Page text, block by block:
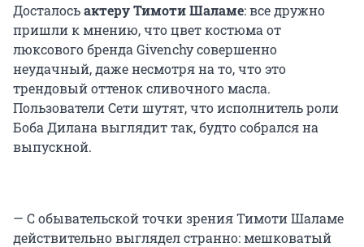
Досталосьактеру Тимоти Шаламе: все дружно
пришли к мнению, что цвет костюма от
люксового бренда Givenchy совершенно
неудачный, даже несмотря на то, что это
трендовый оттенок сливочного масла.
Пользователи Сети шутят, что исполнитель роли
Боба Дилана выглядит так, будто собрался на
выпускной.
— С обывательской точки зрения Тимоти Шаламе
действительно выглядел странно: мешковатый